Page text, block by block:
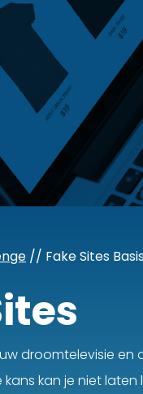
// Fake Sites
droomtelevisie en
kan je niet laten